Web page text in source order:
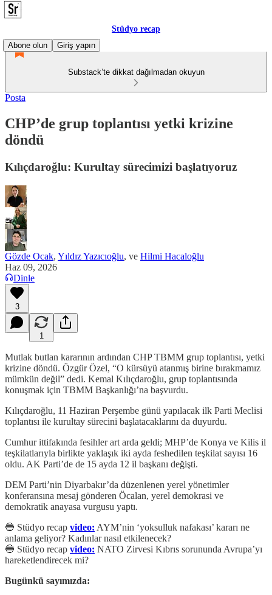
Stüdyo recap
Abone olun
Giriş yapın
Substack’te dikkat dağılmadan okuyun
Posta
CHP’de grup toplantısı yetki krizine
döndü
Kılıçdaroğlu: Kurultay sürecimizi başlatıyoruz
Gözde Ocak, Yıldız Yazıcıoğlu, ve Hilmi Hacaloğlu
Haz 09, 2026
Dinle
3
1
Mutlak butlan kararının ardından CHP TBMM grup toplantısı, yetki
krizine döndü. Özgür Özel, “O kürsüyü atanmış birine bırakmamız
mümkün değil” dedi. Kemal Kılıçdaroğlu, grup toplantısında
konuşmak için TBMM Başkanlığı’na başvurdu.
Kılıçdaroğlu, 11 Haziran Perşembe günü yapılacak ilk Parti Meclisi
toplantısı ile kurultay sürecini başlatacaklarını da duyurdu.
Cumhur ittifakında fesihler art arda geldi; MHP’de Konya ve Kilis il
teşkilatlarıyla birlikte yaklaşık iki ayda feshedilen teşkilat sayısı 16
oldu. AK Parti’de de 15 ayda 12 il başkanı değişti.
DEM Parti’nin Diyarbakır’da düzenlenen yerel yönetimler
konferansına mesaj gönderen Öcalan, yerel demokrasi ve
demokratik anayasa vurgusu yaptı.
🔵 Stüdyo recap video: AYM’nin ‘yoksulluk nafakası’ kararı ne
anlama geliyor? Kadınlar nasıl etkilenecek?
🔵 Stüdyo recap video: NATO Zirvesi Kıbrıs sorununda Avrupa’yı
hareketlendirecek mi?
Bugünkü sayımızda: